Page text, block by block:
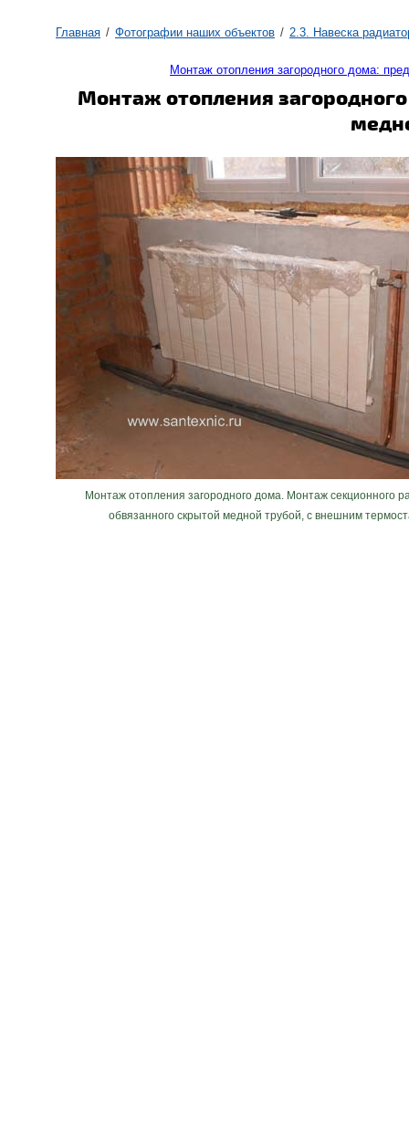
Главная Фотографии наших объектов 2.3. Навеска
Монтаж отопления загородного дома:
Монтаж отопления
Монтаж отопления загородного дома. Монтаж секционного
обвязанного скрытой медной трубой, с внешним